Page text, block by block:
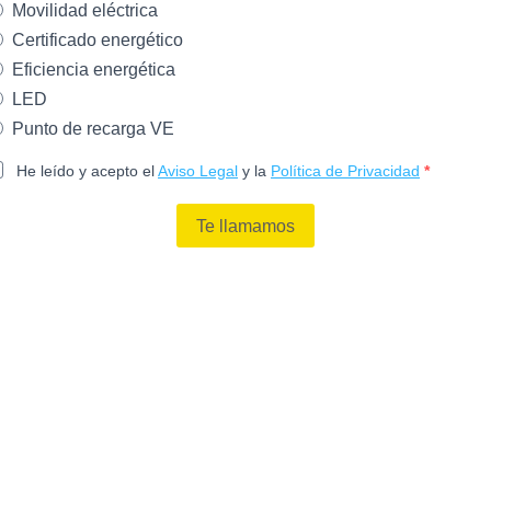
Movilidad eléctrica
Certificado energético
Eficiencia energética
LED
Punto de recarga VE
He leído y acepto elAviso Legal y la Política de Privacidad
Te llamamos